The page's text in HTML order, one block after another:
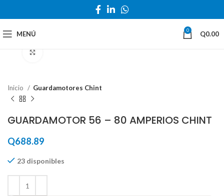
MENÚ 0 Q0.00
Inicio Guardamotores Chint
GUARDAMOTOR 56 – 80 AMPERIOS CHINT
Q688.89
23 disponibles